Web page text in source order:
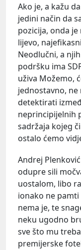
Ako je, a kažu
jedini način da
pozicija, onda
lijevo,
Neodlučni, a
podršku ima
uživa Možemo,
jednostavno,
detektirati
neprincipijelnih
sadržaja kojeg
ostalo ćemo
Andrej
odupre sili
uostalom, libo
ionako ne pamti
nema je, te
neku ugodno
sve što mu
premijerske